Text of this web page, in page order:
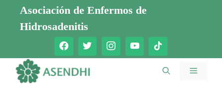
Saltar
contenido
Asociación de Enfermos de
Hidrosadenitis
Menú